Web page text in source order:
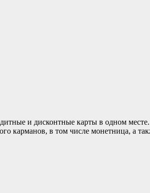
и дисконтные карты в одном
в том числе монетница, а